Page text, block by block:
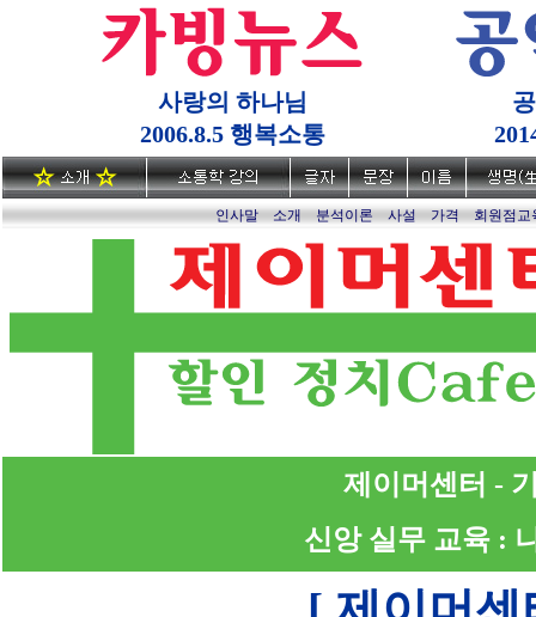
사랑의 하나님
2006.8.5 행복소통
인사말 소개 분석이론 사설 가격 회원점교
제이머센터 -
신앙 실무 교육 :